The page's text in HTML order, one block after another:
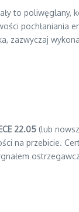
to poliwęglany,
pochłaniania
zazwyczaj
22.05 (lub
na przebicie.